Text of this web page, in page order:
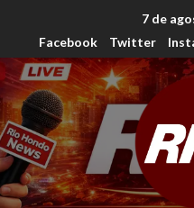
7 de
Facebook
Twitter